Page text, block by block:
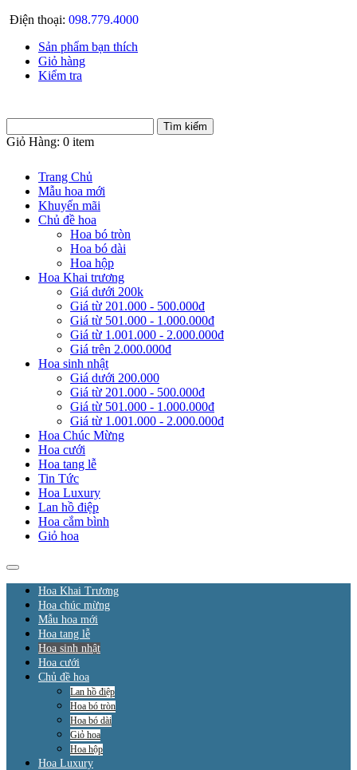
Điện thoại: 098.779.4000
Sản phẩm bạn thích
Giỏ hàng
Kiểm tra
Giỏ Hàng: 0 item
Trang Chủ
Mẫu hoa mới
Khuyến mãi
Chủ đề hoa
Hoa bó tròn
Hoa bó dài
Hoa hộp
Hoa Khai trương
Giá dưới 200k
Giá từ 201.000 - 500.000đ
Giá từ 501.000 - 1.000.000đ
Giá từ 1.001.000 - 2.000.000đ
Giá trên 2.000.000đ
Hoa sinh nhật
Giá dưới 200.000
Giá từ 201.000 - 500.000đ
Giá từ 501.000 - 1.000.000đ
Giá từ 1.001.000 - 2.000.000đ
Hoa Chúc Mừng
Hoa cưới
Hoa tang lễ
Tin Tức
Hoa Luxury
Lan hồ điệp
Hoa cắm bình
Giỏ hoa
Hoa Khai Trương
Hoa chúc mừng
Mẫu hoa mới
Hoa tang lễ
Hoa sinh nhật
Hoa cưới
Chủ đề hoa
Lan hồ điệp
Hoa bó tròn
Hoa bó dài
Giỏ hoa
Hoa hộp
Hoa Luxury